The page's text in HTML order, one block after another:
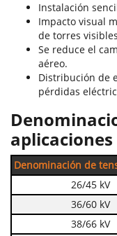
Instalación
Impacto visual
de torres
Se reduce el
aéreo.
Distribución de
pérdidas
aplicaciones
Denominación de
26/45 kV
36/60 kV
38/66 kV